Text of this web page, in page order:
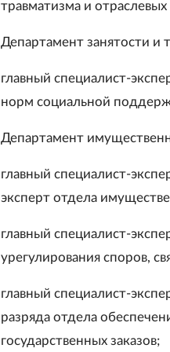
травматизма и
Департамент занятости и
главный специалист-
норм социальной
Департамент
главный специалист-
эксперт отдела
главный специалист-
урегулирования споров,
главный специалист-
разряда отдела
государственных заказов;